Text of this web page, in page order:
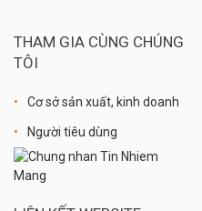
THAM GIA CÙNG CHÚNG
TÔI
Cơ sở sản xuất, kinh doanh
Người tiêu dùng